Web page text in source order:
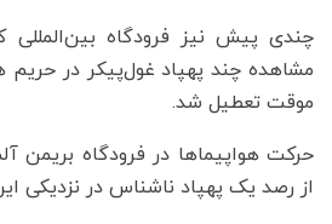
چندی پیش نیز فرودگاه بین‌المللی
مشاهده چند پهپاد غول‌پیکر در حریم
موقت تعطیل شد.
از رصد یک پهپاد ناشناس در نزدیکی